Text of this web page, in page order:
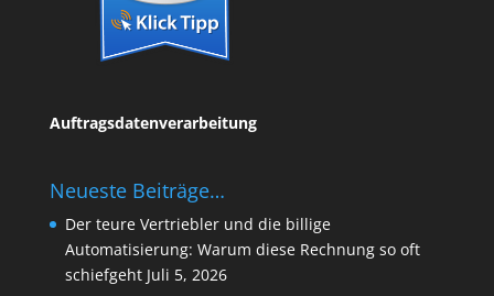
Auftragsdatenverarbeitung
Neueste Beiträge…
Der teure Vertriebler und die billige
Automatisierung: Warum diese Rechnung so oft
schiefgeht Juli 5, 2026